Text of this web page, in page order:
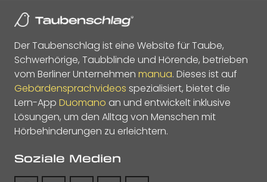
Der Taubenschlag ist eine Website für Taube,
Schwerhörige, Taubblinde und Hörende, betrieben
vom Berliner Unternehmen manua. Dieses ist auf
Gebärdensprachvideos spezialisiert, bietet die
Lern-App Duomano an und entwickelt inklusive
Lösungen, um den Alltag von Menschen mit
Hörbehinderungen zu erleichtern.
Soziale Medien